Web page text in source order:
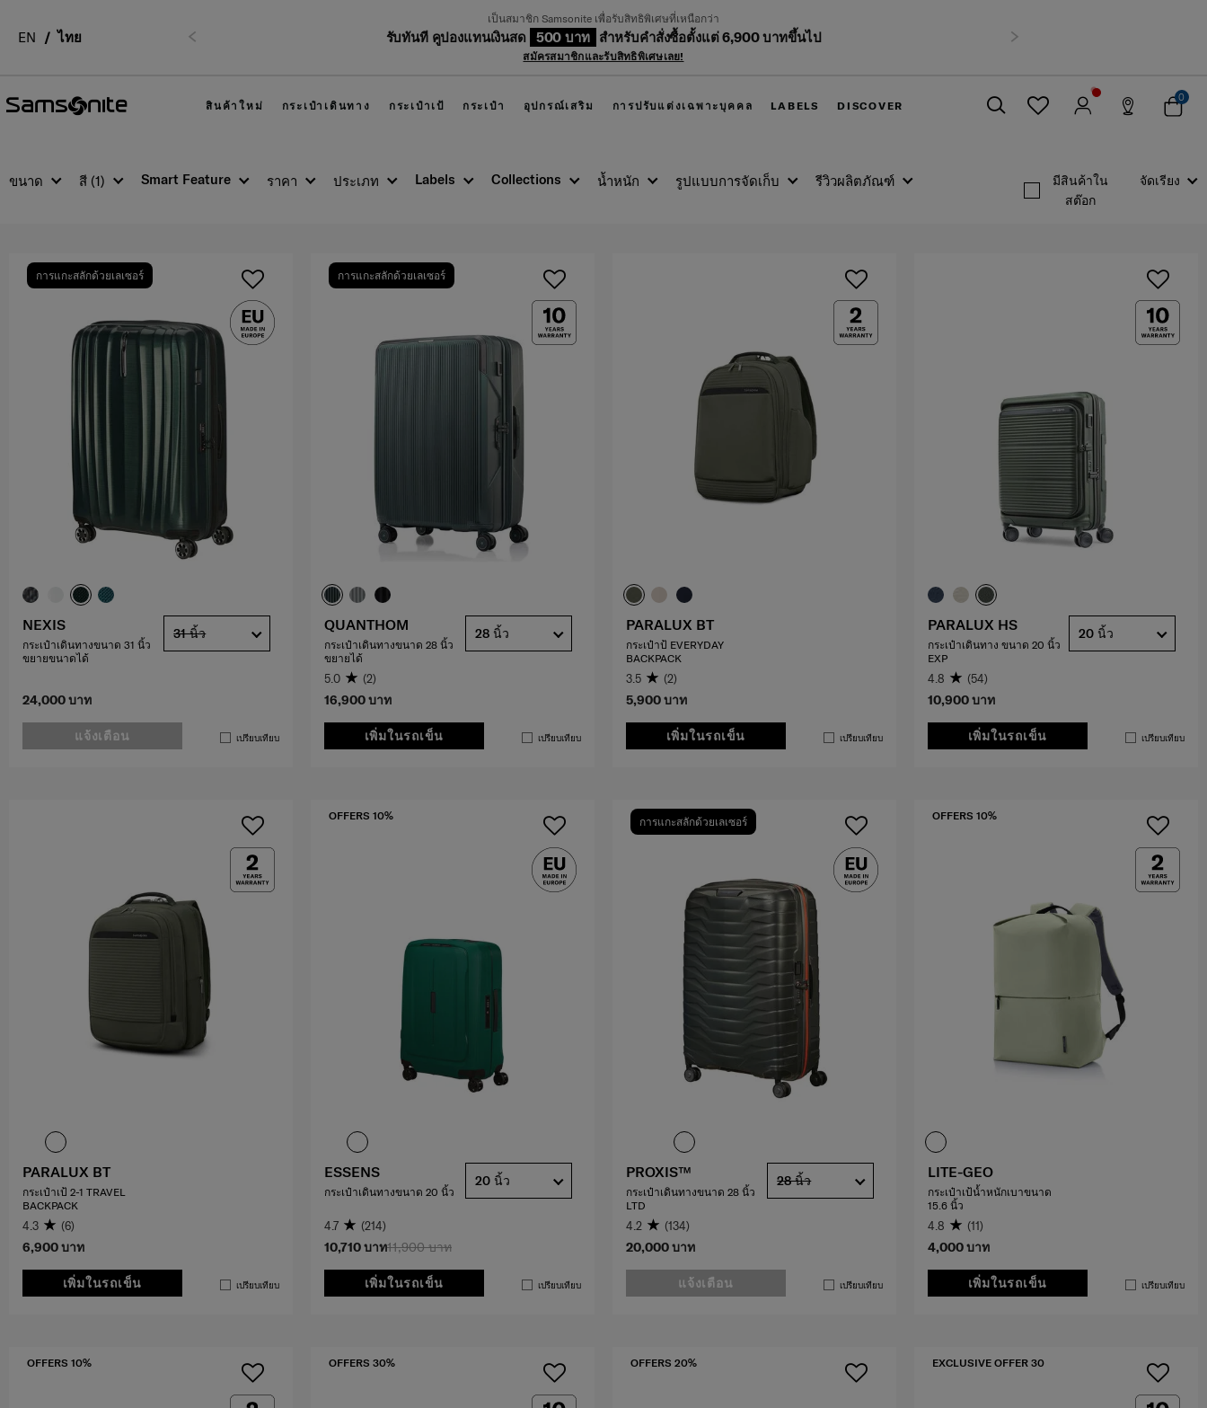
EN ไทย
เป็นสมาชิก Samsonite เพื่อรับสิทธิพิเศษที่เหนือกว่า
รับทันที คูปองแทนเงินสด 500 บาท สำหรับคำสั่งซื้อตั้งแต่ 6,900 บาทขึ้นไป
สมัครสมาชิกและรับสิทธิพิเศษเลย!
สินค้าใหม่ กระเป๋าเดินทาง กระเป๋าเป้ กระเป๋า อุปกรณ์เสริม การปรับแต่งเฉพาะบุคคล LABELS DISCOVER
0
ขนาด สี (1) Smart Feature ราคา ประเภท Labels Collections น้ำหนัก รูปแบบการจัดเก็บ รีวิวผลิตภัณฑ์
มีสินค้าใน
สต๊อก
จัดเรียง
24,000 บาท
แจ้งเตือน เปรียบเทียบ
การแกะสลักด้วยเลเซอร์
NEXIS
กระเป๋าเดินทางขนาด 31 นิ้ว
ขยายขนาดได้
31 นิ้ว
16,900 บาท
เพิ่มในรถเข็น เปรียบเทียบ
การแกะสลักด้วยเลเซอร์
QUANTHOM
กระเป๋าเดินทางขนาด 28 นิ้ว
ขยายได้
5.0 (2)
28 นิ้ว
5,900 บาท
เพิ่มในรถเข็น เปรียบเทียบ
PARALUX BT
กระเป๋าป้ EVERYDAY
BACKPACK
3.5 (2)
10,900 บาท
เพิ่มในรถเข็น เปรียบเทียบ
PARALUX HS
กระเป๋าเดินทาง ขนาด 20 นิ้ว
EXP
4.8 (54)
20 นิ้ว
6,900 บาท
เพิ่มในรถเข็น เปรียบเทียบ
PARALUX BT
กระเป๋าเป้ 2-1 TRAVEL
BACKPACK
4.3 (6)
11,900 บาท
10,710 บาท
เพิ่มในรถเข็น เปรียบเทียบ
OFFERS 10%
ESSENS
กระเป๋าเดินทางขนาด 20 นิ้ว
4.7 (214)
20 นิ้ว
20,000 บาท
แจ้งเตือน เปรียบเทียบ
การแกะสลักด้วยเลเซอร์
PROXIS™
กระเป๋าเดินทางขนาด 28 นิ้ว
LTD
4.2 (134)
28 นิ้ว
4,000 บาท
เพิ่มในรถเข็น เปรียบเทียบ
OFFERS 10%
LITE-GEO
กระเป๋าเป้น้ำหนักเบาขนาด
15.6 นิ้ว
4.8 (11)
OFFERS 10% OFFERS 30% OFFERS 20% EXCLUSIVE OFFER 30